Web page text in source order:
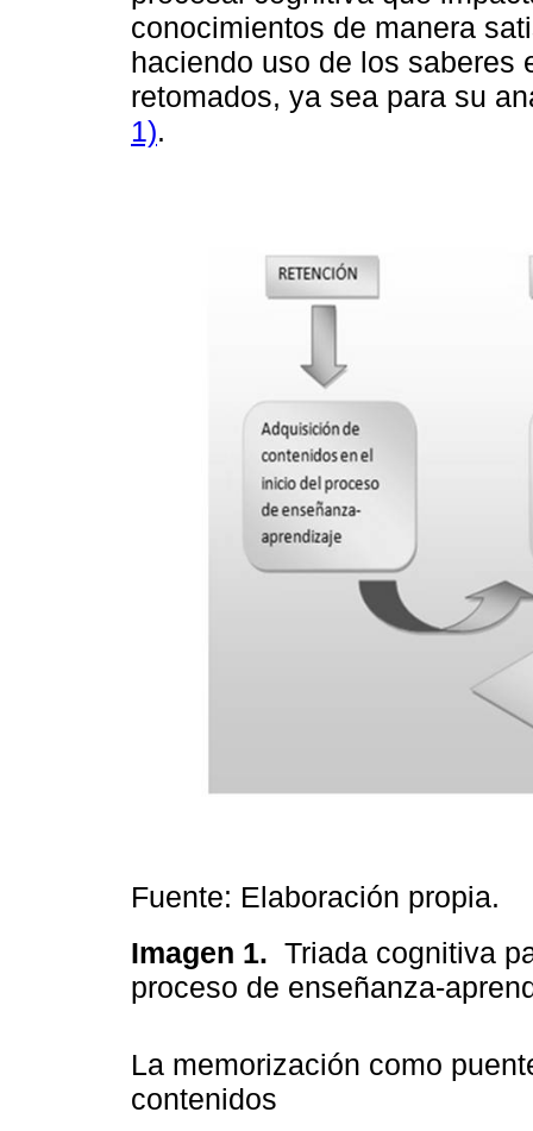
conocimientos de manera
haciendo uso de los saberes
retomados, ya sea para su
1).
Fuente: Elaboración propia.
Imagen 1. Triada cognitiva
proceso de enseñanza-
La memorización como
contenidos